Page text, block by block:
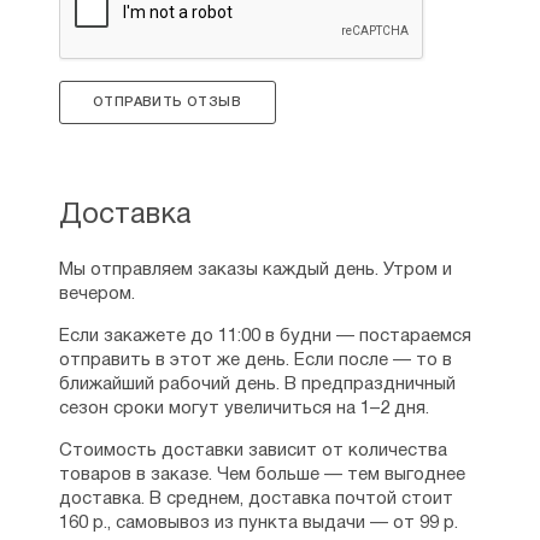
ОТПРАВИТЬ ОТЗЫВ
Доставка
Мы отправляем заказы каждый день. Утром и
вечером.
Если закажете до 11:00 в будни — постараемся
отправить в этот же день. Если после — то в
ближайший рабочий день. В предпраздничный
сезон сроки могут увеличиться на 1–2 дня.
Стоимость доставки зависит от количества
товаров в заказе. Чем больше — тем выгоднее
доставка. В среднем, доставка почтой стоит
160 р., самовывоз из пункта выдачи — от 99 р.